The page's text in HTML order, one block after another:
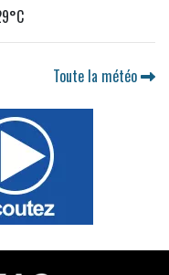
Toute la météo